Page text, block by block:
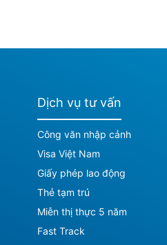
Dịch vụ tư vấn
Công văn nhập cảnh
Visa Việt Nam
Giấy phép lao động
Thẻ tạm trú
Miễn thị thực 5 năm
Fast Track